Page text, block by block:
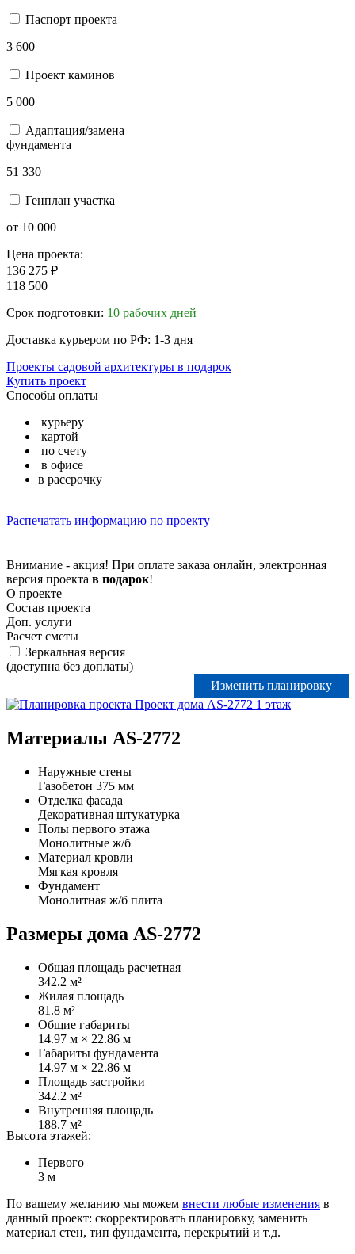
Паспорт проекта
3 600
Проект каминов
5 000
Адаптация/замена
фундамента
51 330
Генплан участка
от 10 000
Цена проекта:
136 275 ₽
118 500
Срок подготовки: 10 рабочих дней
Доставка курьером по РФ: 1-3 дня
Проекты садовой архитектуры в подарок
Купить проект
Способы оплаты
курьеру
картой
по счету
в офисе
в рассрочку
Распечатать информацию по проекту
Внимание - акция! При оплате заказа онлайн, электронная
версия проекта в подарок!
О проекте
Состав проекта
Доп. услуги
Расчет сметы
Зеркальная версия
(доступна без доплаты)
Изменить планировку
Материалы AS-2772
Наружные стены
Газобетон 375 мм
Отделка фасада
Декоративная штукатурка
Полы первого этажа
Монолитные ж/б
Материал кровли
Мягкая кровля
Фундамент
Монолитная ж/б плита
Размеры дома AS-2772
Общая площадь расчетная
342.2 м²
Жилая площадь
81.8 м²
Общие габариты
14.97 м × 22.86 м
Габариты фундамента
14.97 м × 22.86 м
Площадь застройки
342.2 м²
Внутренняя площадь
188.7 м²
Высота этажей:
Первого
3 м
По вашему желанию мы можем внести любые изменения в
данный проект: скорректировать планировку, заменить
материал стен, тип фундамента, перекрытий и т.д.